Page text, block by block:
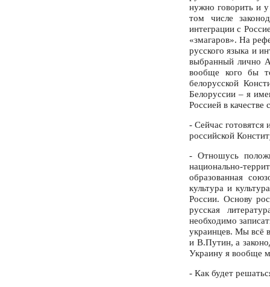
нужно говорить и
том числе
интеграции с
«змагаров». На
русского языка и
выбранный лично
вообще кого бы
белорусской
Белоруссии – я
Россией в качестве
- Сейчас готовятся
российской
- Отношусь
национально-
образованная
культура и
России. Основу
русская
необходимо
украинцев. Мы всё
и В.Путин, а
Украину я вообще
- Как будет